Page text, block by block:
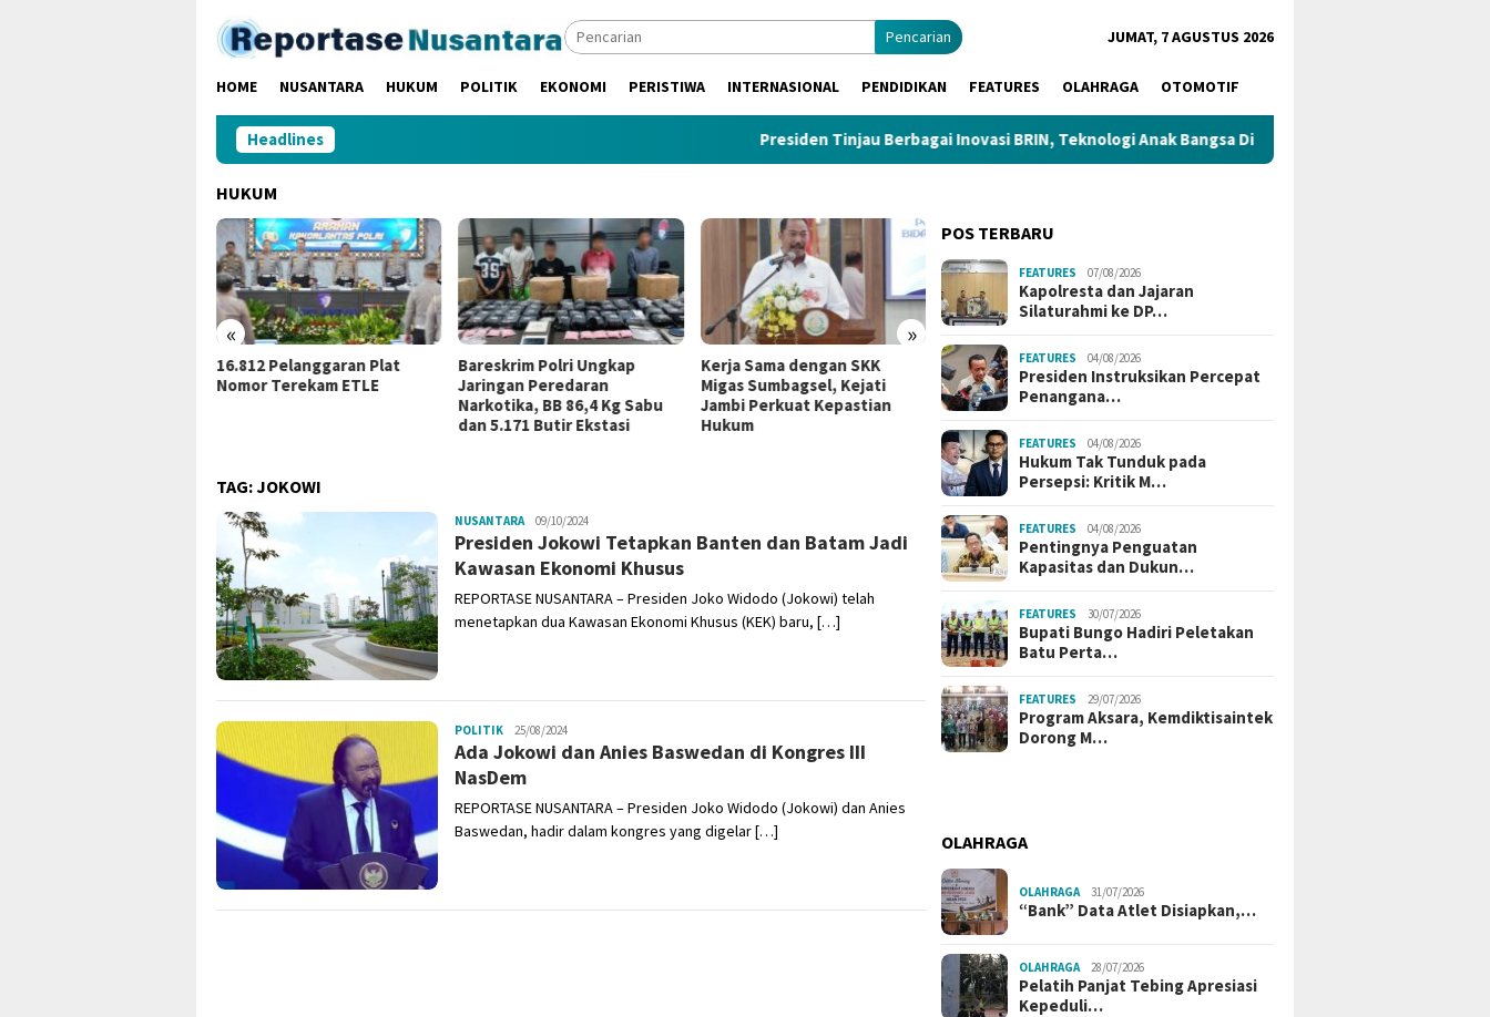
konten
Pencarian JUMAT, 7 AGUSTUS 2026
HOME NUSANTARA HUKUM POLITIK EKONOMI PERISTIWA INTERNASIONAL PENDIDIKAN FEATURES OLAHRAGA OTOMOTIF
Headlines Presiden Tinjau Berbagai Inovasi BRIN, Teknologi Anak Bangsa Dipamerkan di Istana
HUKUM
« »
Bareskrim Polri Ungkap
Jaringan Peredaran
Kerja Sama dengan SKK
Migas Sumbagsel, Kejati
Jambi Perkuat Kepastian
Hukum
Gerbong Mutasi Kejaksaan
Bergerak: Aspidsus Kejati
Sumsel, Kajari Palembang,
dan Muba Resmi Berganti
Rocky Chandra Apresiasi
Polda Jambi Ungkap Dugaan
TPPO Bayi, Desak Proses
Hukum Tuntas
Delapan Bulan Korban TPPO
TAG:JOKOWI
NUSANTARAAdmin
09/10/2024
Presiden Jokowi Tetapkan Banten dan Batam Jadi
Kawasan Ekonomi Khusus
REPORTASE NUSANTARA – Presiden Joko Widodo (Jokowi) telah
menetapkan dua Kawasan Ekonomi Khusus (KEK) baru, […]
POLITIK Admin
25/08/2024
Ada Jokowi dan Anies Baswedan di Kongres III
NasDem
REPORTASE NUSANTARA – Presiden Joko Widodo (Jokowi) dan Anies
Baswedan, hadir dalam kongres yang digelar […]
POS TERBARU
FEATURES 07/08/2026
Kapolresta dan Jajaran
Silaturahmi ke DP…
FEATURES 04/08/2026
Presiden Instruksikan Percepat
Penangana…
FEATURES 04/08/2026
Hukum Tak Tunduk pada
Persepsi: Kritik M…
FEATURES 04/08/2026
Pentingnya Penguatan
Kapasitas dan Dukun…
FEATURES 30/07/2026
Bupati Bungo Hadiri Peletakan
Batu Perta…
FEATURES 29/07/2026
Program Aksara, Kemdiktisaintek
Dorong M…
OLAHRAGA
OLAHRAGA 31/07/2026
“Bank” Data Atlet Disiapkan,…
OLAHRAGA 28/07/2026
Pelatih Panjat Tebing Apresiasi
Kepeduli…